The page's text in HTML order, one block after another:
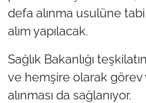
defa alınma usulüne
alım yapılacak.
Sağlık Bakanlığı
ve hemşire olarak görev
alınması da sağlanıyor.